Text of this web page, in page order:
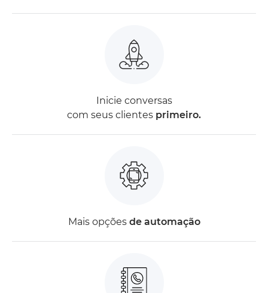
Inicie conversas
com seus clientes primeiro.
Mais opções de automação